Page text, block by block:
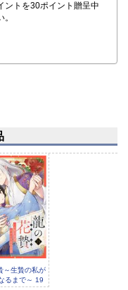
ントを30ポイント贈呈中
～生贄の私が
るまで～ 19